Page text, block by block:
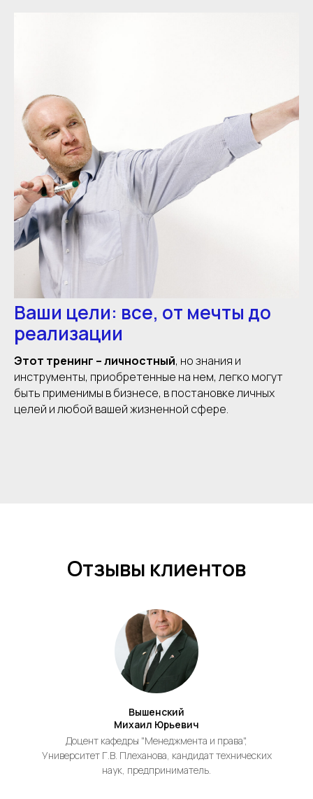
Ваши цели: все, от мечты до
реализации
Этот тренинг – личностный, но знания и
инструменты, приобретенные на нем, легко могут
быть применимы в бизнесе, в постановке личных
целей и любой вашей жизненной сфере.
Отзывы клиентов
Вышенский
Михаил Юрьевич
Доцент кафедры "Менеджмента и права",
Университет Г.В. Плеханова, кандидат технических
наук, предприниматель.